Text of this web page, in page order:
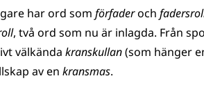
har ord som förfaderoch
, två ord som nu är inlagda. Från
välkända kranskullan(som hänger
av en kransmas.